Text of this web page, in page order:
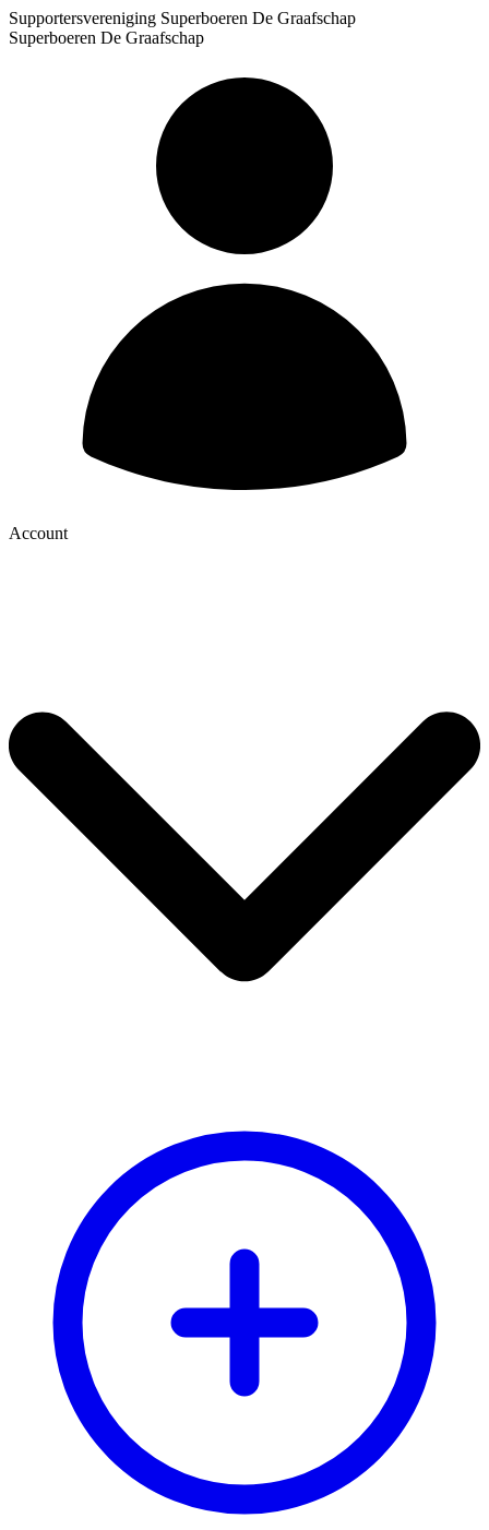
Supportersvereniging Superboeren De Graafschap
Superboeren De Graafschap
Account